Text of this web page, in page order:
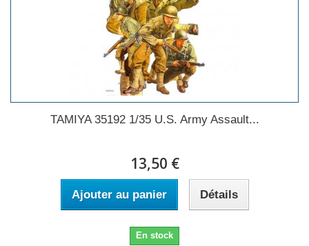
TAMIYA 35192 1/35 U.S. Army Assault...
13,50 €
Ajouter au panier Détails
En stock